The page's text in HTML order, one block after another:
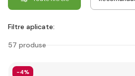
Filtre aplicate:
57 produse
-4%